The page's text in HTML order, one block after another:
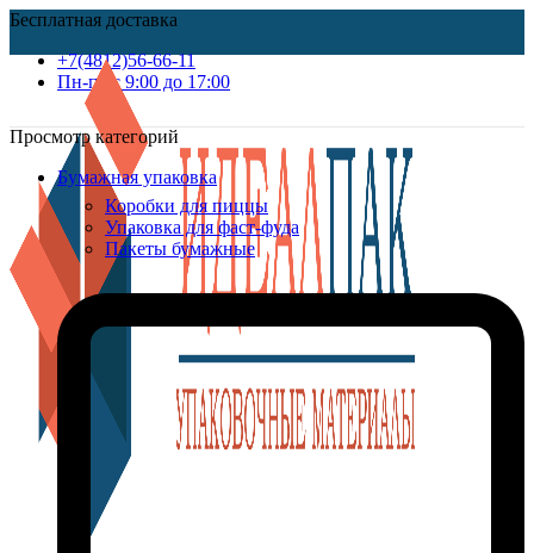
Бесплатная доставка
+7(4812)56-66-11
Пн-пт c 9:00 до 17:00
Просмотр категорий
Бумажная упаковка
Коробки для пиццы
Упаковка для фаст-фуда
Пакеты бумажные